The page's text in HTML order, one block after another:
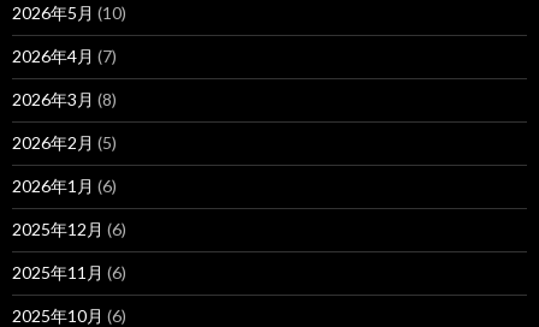
2026年5月 (10)
2026年4月 (7)
2026年3月 (8)
2026年2月 (5)
2026年1月 (6)
2025年12月 (6)
2025年11月 (6)
2025年10月 (6)